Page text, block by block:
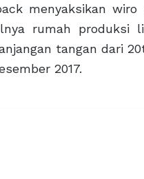
menyaksikan
rumah produksi
tangan dari
2017.